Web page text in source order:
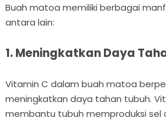
Buah matoa memiliki berbagai
antara lain:
1. Meningkatkan Daya
Vitamin C dalam buah matoa
meningkatkan daya tahan tubuh.
membantu tubuh memproduksi sel